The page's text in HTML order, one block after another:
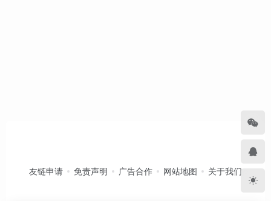
友链申请 免责声明 广告合作 网站地图 关于我们